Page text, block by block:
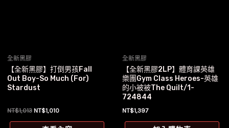
全新黑膠
【全新黑膠】打倒男孩Fall
Out Boy-So Much (For)
Stardust
NT$1,013 原
NT$1,010目
價
全新黑膠
【全新黑膠2LP】體育課英雄
樂團Gym Class Heroes-英雄
的小被被The Quilt/1-
724844
NT$1,397